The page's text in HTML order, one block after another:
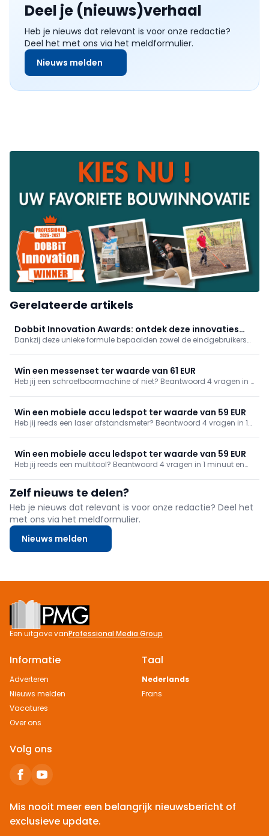
Deel je (nieuws)verhaal
Heb je nieuws dat relevant is voor onze redactie?
Deel het met ons via het meldformulier.
Nieuws melden
Gerelateerde artikels
Dobbit Innovation Awards: ontdek deze innovaties
(deel 1)
Dankzij deze unieke formule bepaalden zowel de eindgebruikers
producten dit jaar het meest innovatief waren.
Win een messenset ter waarde van 61 EUR
Heb jij een schroefboormachine of niet? Beantwoord 4 vragen in 1
Win een mobiele accu ledspot ter waarde van 59 EUR
Heb jij reeds een laser afstandsmeter? Beantwoord 4 vragen in 1
Win een mobiele accu ledspot ter waarde van 59 EUR
Heb jij reeds een multitool? Beantwoord 4 vragen in 1 minuut en
Zelf nieuws te delen?
Heb je nieuws dat relevant is voor onze redactie? Deel het
met ons via het meldformulier.
Nieuws melden
Footer
Een uitgave vanProfessional Media Group
Informatie
Adverteren
Nieuws melden
Vacatures
Over ons
Taal
Nederlands
Frans
Volg ons
Mis nooit meer een belangrijk nieuwsbericht of
exclusieve update.